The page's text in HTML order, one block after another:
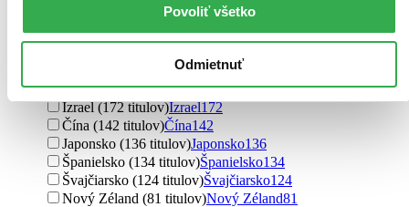
Povoliť všetko
Odmietnuť
Švédsko (180 titulov)Švédsko180
Holandsko (180 titulov)Holandsko180
Rusko178
Ukrajina (176 titulov)Ukrajina176
Izrael (172 titulov)Izrael172
Čína (142 titulov)Čína142
Japonsko (136 titulov)Japonsko136
Španielsko (134 titulov)Španielsko134
Švajčiarsko (124 titulov)Švajčiarsko124
Nový Zéland (81 titulov)Nový Zéland81